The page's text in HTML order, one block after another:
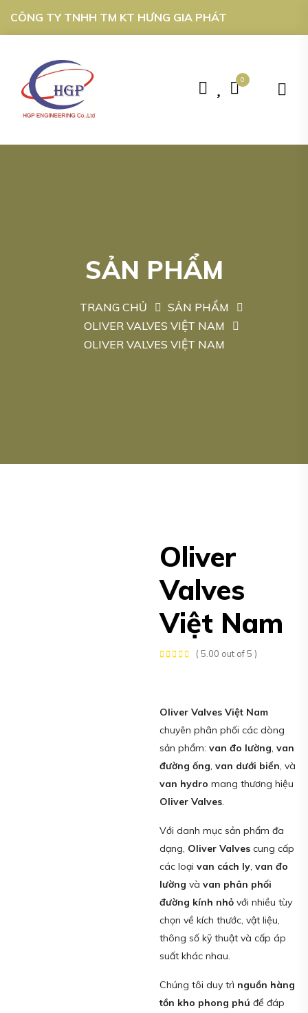
CÔNG TY TNHH TM KT HƯNG GIA PHÁT
0
SẢN PHẨM
TRANG CHỦ
SẢN PHẨM
OLIVER VALVES VIỆT NAM
OLIVER VALVES VIỆT NAM
Oliver
Valves
Việt Nam
( 5.00 out of 5 )
Oliver Valves Việt Nam
chuyên phân phối các dòng
sản phẩm:van đo lường,van
đường ống,van dưới biển, và
van hydro mang thương hiệu
Oliver Valves.
Với danh mục sản phẩm đa
dạng, Oliver Valves cung cấp
các loạivan cách ly,van đo
lường vàvan phân phối
đường kính nhỏ với nhiều tùy
chọn về kích thước, vật liệu,
thông số kỹ thuật và cấp áp
suất khác nhau.
Chúng tôi duy trì nguồn hàng
tồn kho phong phú để đáp